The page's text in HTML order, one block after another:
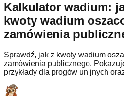
Kalkulator wadium:
kwoty wadium
zamówienia
Sprawdź, jak z kwoty wadium
zamówienia publicznego.
przykłady dla progów unijnych